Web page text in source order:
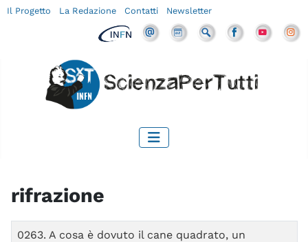
Il Progetto La Redazione Contatti Newsletter
rifrazione
Titolo
0263. A cosa è dovuto il cane quadrato, un